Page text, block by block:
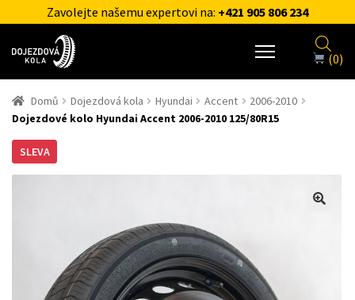
Zavolejte našemu expertovi na: +421 905 806 234
(0)
Domů Dojezdová kola Hyundai Accent
2006-2010
Dojezdové kolo Hyundai Accent 2006-2010 125/80R15
SLEVA